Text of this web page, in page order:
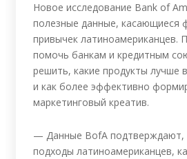
Новое исследование Bank of
полезные данные, касающиеся
привычек латиноамериканцев.
помочь банкам и кредитным
решить, какие продукты лучше
и как более эффективно
маркетинговый креатив.
— Данные BofA подтверждают,
подходы латиноамериканцев,